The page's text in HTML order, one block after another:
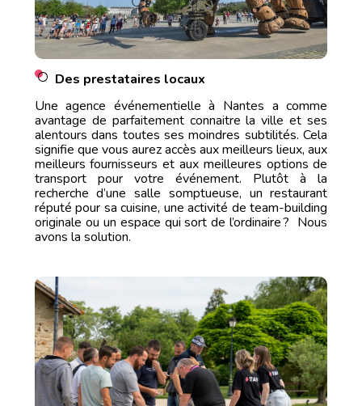
Des prestataires locaux
Une agence événementielle à Nantes a comme
avantage de parfaitement connaitre la ville et ses
alentours dans toutes ses moindres subtilités. Cela
signifie que vous aurez accès aux meilleurs lieux, aux
meilleurs fournisseurs et aux meilleures options de
transport pour votre événement. Plutôt à la
recherche d’une salle somptueuse, un restaurant
réputé pour sa cuisine, une activité de team-building
originale ou un espace qui sort de l’ordinaire ? Nous
avons la solution.